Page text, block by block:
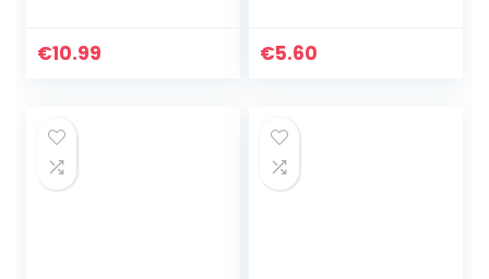
met PS5/4 Switch
€10.99
Vrouwelijke Audio
€5.60